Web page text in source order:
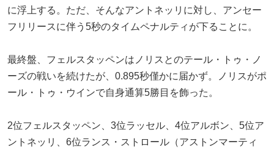
に浮上する。ただ、そんなアントネッリに対し、アンセー
フリリースに伴う5秒のタイムペナルティが下ることに。
最終盤、フェルスタッペンはノリスとのテール・トゥ・ノ
ーズの戦いを続けたが、0.895秒僅かに届かず。ノリスがポ
ール・トゥ・ウインで自身通算5勝目を飾った。
2位フェルスタッペン、3位ラッセル、4位アルボン、5位ア
ントネッリ、6位ランス・ストロール（アストンマーティ